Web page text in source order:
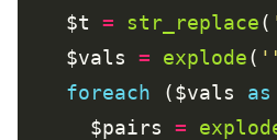
    $t
= str_replace(
    $vals
= explode(
foreach ($vals as
      $pairs
=